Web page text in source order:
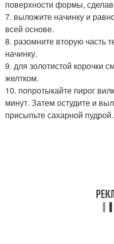
поверхности формы,
7. выложите начинку и
всей основе.
8. разомните вторую часть
начинку.
9. для золотистой корочки
желтком.
10. попротыкайте пирог
минут. Затем остудите и
присыпьте сахарной пудрой.